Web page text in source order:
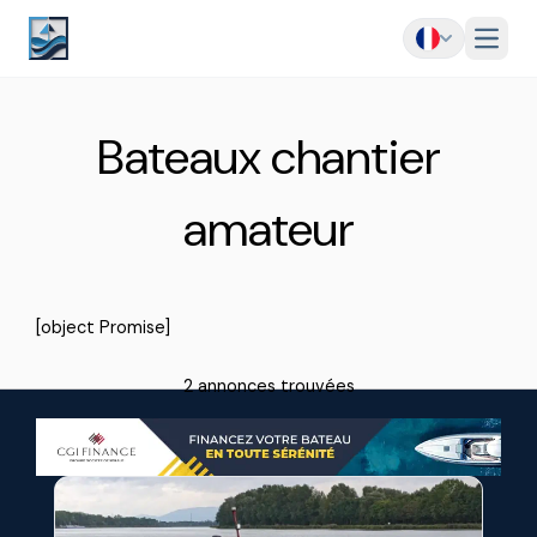
Menu
Bateaux chantier
amateur
[object Promise]
2 annonces trouvées